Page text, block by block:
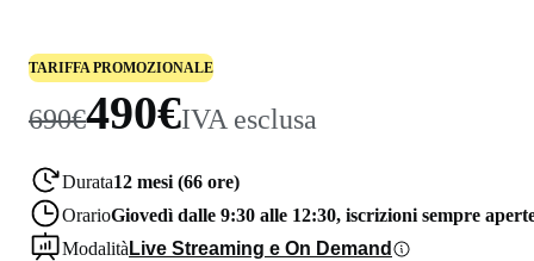
TARIFFA PROMOZIONALE
690€490€IVA esclusa
Durata12 mesi (66 ore)
OrarioGiovedì dalle 9:30 alle 12:30, iscrizioni sempre
Modalità Live Streaming e On Demand